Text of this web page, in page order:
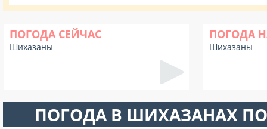
ПОГОДА СЕЙЧАС
Шихазаны
ПОГОДА
Шихазаны
ПОГОДА В ШИХАЗАНАХ